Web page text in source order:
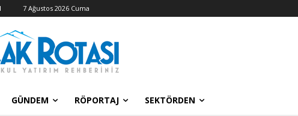
7 Ağustos 2026 Cuma
GÜNDEM RÖPORTAJ SEKTÖRDEN